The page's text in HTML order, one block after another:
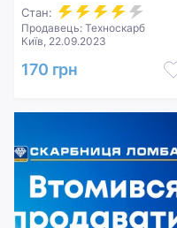
Стан:
Продавець: Техноскарб
Київ, 22.09.2023
170 грн